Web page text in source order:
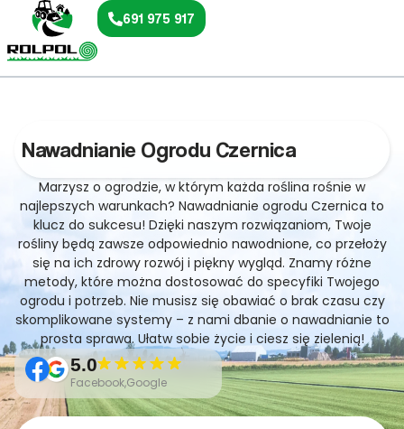
691 975 917
Nawadnianie Ogrodu Czernica
Marzysz o ogrodzie, w którym każda roślina rośnie w
najlepszych warunkach? Nawadnianie ogrodu Czernica to
klucz do sukcesu! Dzięki naszym rozwiązaniom, Twoje
rośliny będą zawsze odpowiednio nawodnione, co przełoży
się na ich zdrowy rozwój i piękny wygląd. Znamy różne
metody, które można dostosować do specyfiki Twojego
ogrodu i potrzeb. Nie musisz się obawiać o brak czasu czy
skomplikowane systemy – z nami dbanie o nawadnianie to
prosta sprawa. Ułatw sobie życie i ciesz się zielenią!
5.0
Facebook,Google